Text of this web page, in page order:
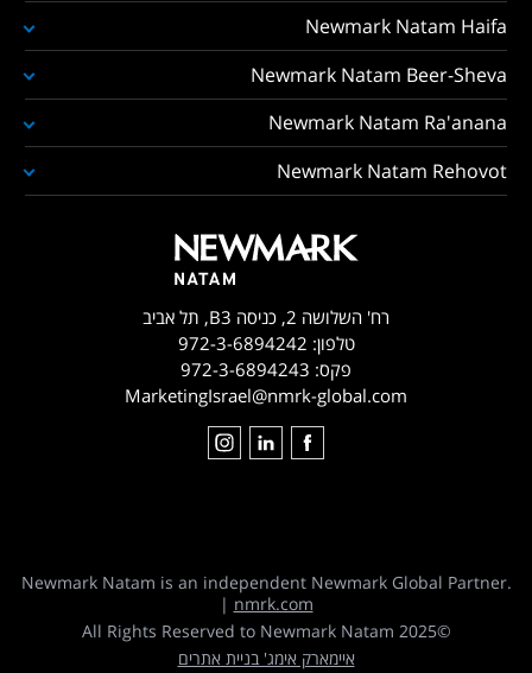
Newmark Natam Haifa
Newmark Natam Beer-Sheva
Newmark Natam Ra'anana
Newmark Natam Rehovot
רח' השלושה 2, כניסה B3, תל אביב
טלפון: 972-3-6894242
פקס: 972-3-6894243
MarketingIsrael@nmrk-global.com
Newmark Natam is an independent Newmark Global Partner.
| nmrk.com
©2025 All Rights Reserved to Newmark Natam
איימארק אימג' בניית אתרים